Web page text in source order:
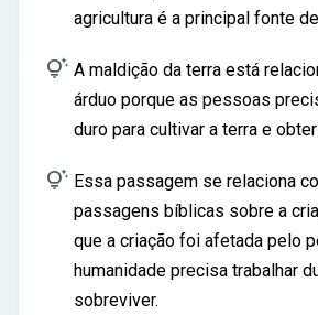
agricultura é a principal fonte
 A maldição da terra está
árduo porque as pessoas
duro para cultivar a terra e
 Essa passagem se relaciona
passagens bíblicas sobre a
que a criação foi afetada pelo
humanidade precisa trabalhar
sobreviver.